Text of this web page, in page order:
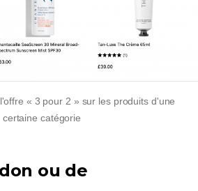
« 3 pour 2 » sur les produits d'une
certaine catégorie
ou de